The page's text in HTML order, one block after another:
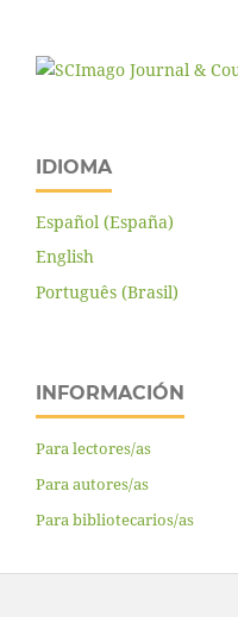
IDIOMA
Español (España)
English
Português (Brasil)
INFORMACIÓN
Para lectores/as
Para autores/as
Para bibliotecarios/as